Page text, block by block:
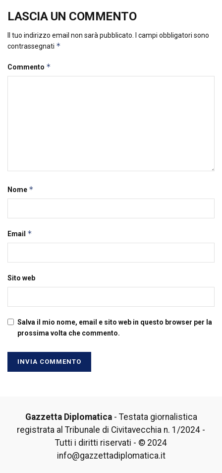
LASCIA UN COMMENTO
Il tuo indirizzo email non sarà pubblicato. I campi obbligatori sono
contrassegnati *
Commento *
Nome *
Email *
Sito web
Salva il mio nome, email e sito web in questo browser per la
prossima volta che commento.
Gazzetta Diplomatica- Testata giornalistica
registrata al Tribunale di Civitavecchia n. 1/2024 -
Tutti i diritti riservati - © 2024
info@gazzettadiplomatica.it